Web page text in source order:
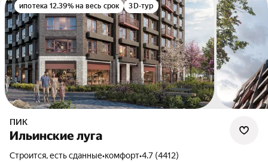
ипотека 12.39% на весь срок 3D-тур
ПИК
Ильинские луга
Строится, есть сданные•комфорт•4.7 (4412)